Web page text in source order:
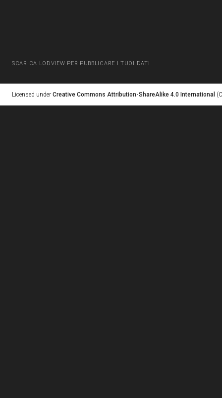
SCARICA LODVIEW PER PUBBLICARE I TUOI DATI
Licensed under Creative Commons Attribution-ShareAlike 4.0 International